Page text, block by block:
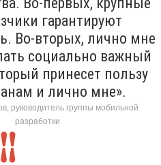
гарантируют
Во-вторых, лично мне
социально важный
принесет пользу
и лично мне».
руководитель группы мобильной
разработки